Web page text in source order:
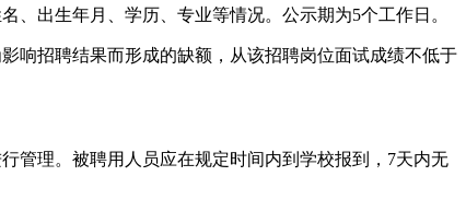
出生年月、学历、专业等情况。公示期为5个工作日。
响招聘结果而形成的缺额，从该招聘岗位面试成绩不低于
管理。被聘用人员应在规定时间内到学校报到，7天内无